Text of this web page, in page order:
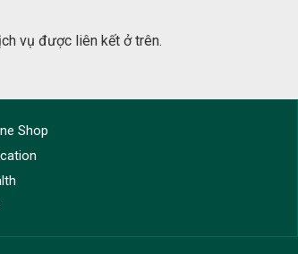
vụ được liên kết ở trên.
Shop